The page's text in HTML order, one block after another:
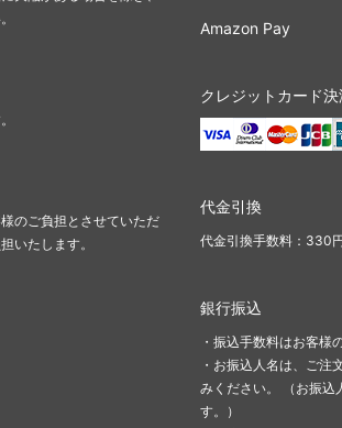
のご負担とさせていただ
いたします。
Amazon Pay
クレジットカード決
代金引換
代金引換手数料：330
銀行振込
・振込手数料はお客様
・お振込人名は、ご注
みください。 （お振込
す。）